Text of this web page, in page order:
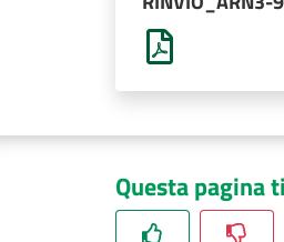
Questa pagina